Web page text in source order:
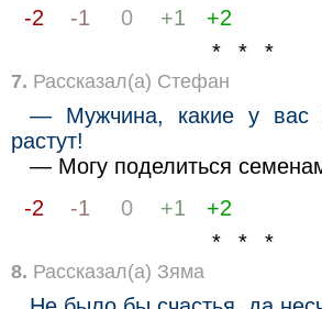
-2
-1 0 +1
+2
* * *
7. Рассказал(а) Стефан
— Мужчина, какие у вас
растут!
— Могу поделиться
-2
-1 0 +1
+2
* * *
8. Рассказал(а) Зяма